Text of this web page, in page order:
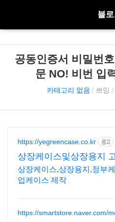
블
공동인증서 비밀번
문 NO! 비번 입
카테고리 없음 / 쁘잉 /
https://yegreencase.co.kr 광고
상장케이스및상장용지
러운 차별화된 디자인
상장케이스,상장용지,정부
업케이스 제작
https://smartstore.naver.com/